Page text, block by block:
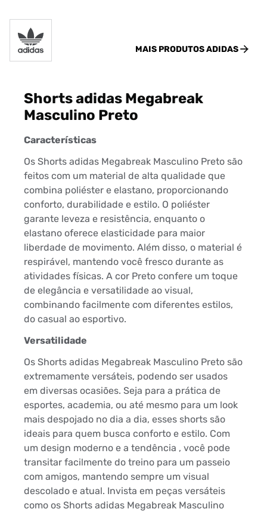
MAIS PRODUTOSADIDAS
Shorts adidas Megabreak
Masculino Preto
Características
Os Shorts adidas Megabreak Masculino Preto são
feitos com um material de alta qualidade que
combina poliéster e elastano, proporcionando
conforto, durabilidade e estilo. O poliéster
garante leveza e resistência, enquanto o
elastano oferece elasticidade para maior
liberdade de movimento. Além disso, o material é
respirável, mantendo você fresco durante as
atividades físicas. A cor Preto confere um toque
de elegância e versatilidade ao visual,
combinando facilmente com diferentes estilos,
do casual ao esportivo.
Versatilidade
Os Shorts adidas Megabreak Masculino Preto são
extremamente versáteis, podendo ser usados
em diversas ocasiões. Seja para a prática de
esportes, academia, ou até mesmo para um look
mais despojado no dia a dia, esses shorts são
ideais para quem busca conforto e estilo. Com
um design moderno e a tendência , você pode
transitar facilmente do treino para um passeio
com amigos, mantendo sempre um visual
descolado e atual. Invista em peças versáteis
como os Shorts adidas Megabreak Masculino